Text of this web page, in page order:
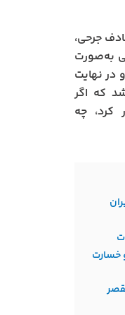
جرحی،
به‌صورت
نهایت
که اگر
کرد، چه
خسارت